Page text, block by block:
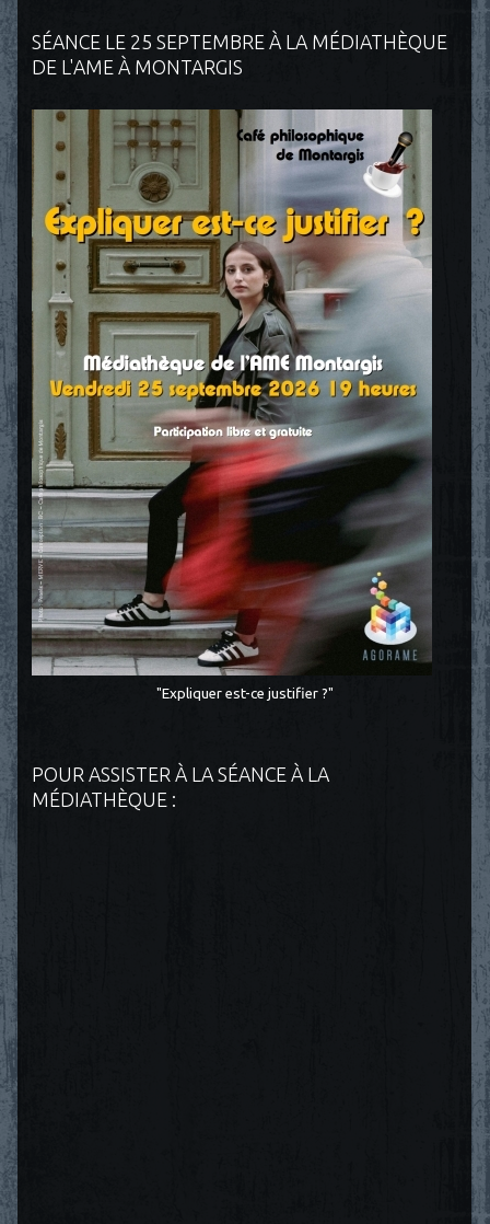
SÉANCE LE 25 SEPTEMBRE À LA MÉDIATHÈQUE
DE L'AME À MONTARGIS
"Expliquer est-ce justifier ?"
POUR ASSISTER À LA SÉANCE À LA
MÉDIATHÈQUE :